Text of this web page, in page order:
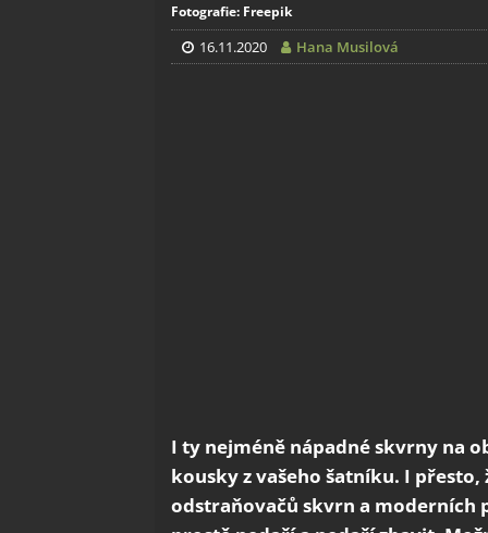
Fotografie: Freepik
16.11.2020 Hana Musilová
I ty nejméně nápadné skvrny na
kousky z vašeho šatníku. I
odstraňovačů skvrn a moderních